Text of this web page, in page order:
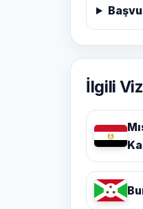
İlgili